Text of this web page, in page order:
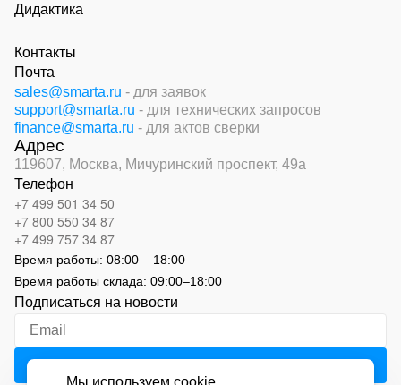
Дидактика
Контакты
Почта
sales@smarta.ru - для заявок
support@smarta.ru - для технических запросов
finance@smarta.ru - для актов сверки
Адрес
119607, Москва, Мичуринский проспект, 49а
Телефон
+7 499 501 34 50
+7 800 550 34 87
+7 499 757 34 87
Время работы: 08:00 – 18:00
Время работы склада: 09:00–18:00
Подписаться на новости
Мы используем cookie